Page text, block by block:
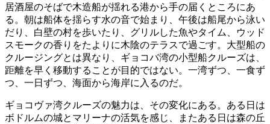
居酒屋のそばで木造船が揺れる港から手の届くところにあ
る。朝は船体を揺らす水の音で始まり、午後は船尾から泳い
だり、白壁の村を歩いたり、グリルした魚やタイム、ウッド
スモークの香りをたよりに木陰のテラスで過ごす。大型船の
クルージングとは異なり、ギョコバ湾の小型船クルーズは、
距離を早く移動することが目的ではない。一湾ずつ、一食ず
つ、一日ずつ、海面から海岸に入るのだ。
ギョコヴァ湾クルーズの魅力は、その変化にある。ある日は
ボドルムの城とマリーナの活気を感じ、またある日は森の丘